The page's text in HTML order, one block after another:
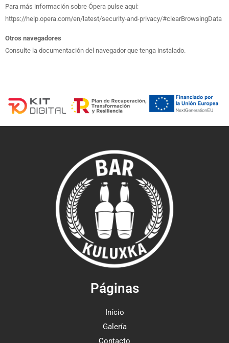
Para más información sobre Ópera pulse aquí:
https://help.opera.com/en/latest/security-and-privacy/#clearBrowsingData
Otros navegadores
Consulte la documentación del navegador que tenga instalado.
Páginas
Início
Galería
Contacto